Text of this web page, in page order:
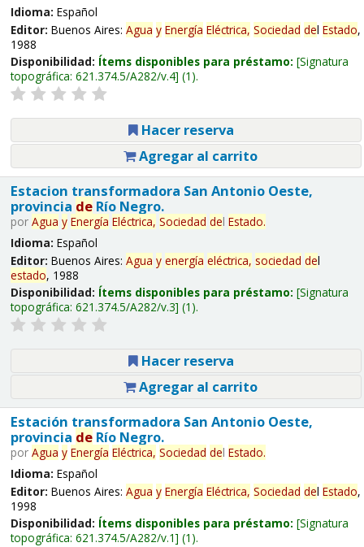
Idioma: Español
Editor: Buenos Aires: Agua y Energía Eléctrica, Sociedad del Estado,
1988
Disponibilidad: Ítems disponibles para préstamo: Signatura
topográfica: 621.374.5/A282/v.4 (1).
Hacer reserva
Agregar al carrito
Estacion transformadora San Antonio Oeste,
provincia deRío Negro.
por Agua y Energía Eléctrica, Sociedad del Estado.
Idioma: Español
Editor: Buenos Aires: Agua y energía eléctrica, sociedad del
estado, 1988
Disponibilidad: Ítems disponibles para préstamo: Signatura
topográfica: 621.374.5/A282/v.3 (1).
Hacer reserva
Agregar al carrito
Estación transformadora San Antonio Oeste,
provincia deRío Negro.
por Agua y Energía Eléctrica, Sociedad del Estado.
Idioma: Español
Editor: Buenos Aires: Agua y Energía Eléctrica, Sociedad del Estado,
1998
Disponibilidad: Ítems disponibles para préstamo: Signatura
topográfica: 621.374.5/A282/v.1 (1).